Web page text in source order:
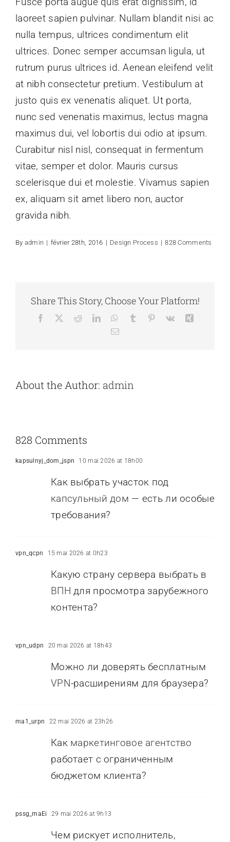
Contactez-nous
laoreet sapien pulvinar. Nullam blandit nisi ac
nulla tempus, ultrices condimentum elit
ultrices. Donec semper accumsan ligula, ut
rutrum purus ultrices id. Aenean eleifend velit
at nibh consectetur pretium. Vestibulum at
justo quis ex venenatis aliquet. Ut porta,
nunc sed venenatis maximus, lectus magna
maximus dui, vel lobortis dui odio at ipsum.
Curabitur nisl nisl, consequat in fermentum
vitae, semper et dolor. Mauris cursus
scelerisque dui et molestie. Vivamus sapien
ex, aliquam sit amet libero non, auctor
gravida nibh.
By admin | février 28th, 2016 | Design Process | 828 Comments
Share This Story, Choose Your Platform!
Facebook RedditLinkedInWhatsApp
Tumblr Pinterest
Vk
Email
About the Author: admin
828 Comments
kapsulnyj_dom_jspn 10 mai 2026 at 18h00
Как выбрать участок под
капсульный дом — есть ли особые
требования?
vpn_qcpn 15 mai 2026 at 0h23
Какую страну сервера выбрать в
ВПН для просмотра зарубежного
контента?
vpn_udpn 20 mai 2026 at 18h43
Можно ли доверять бесплатным
VPN-расширениям для браузера?
ma1_urpn 22 mai 2026 at 23h26
Как маркетинговое агентство
работает с ограниченным
бюджетом клиента?
pssg_maEi 29 mai 2026 at 9h13
Чем рискует исполнитель,